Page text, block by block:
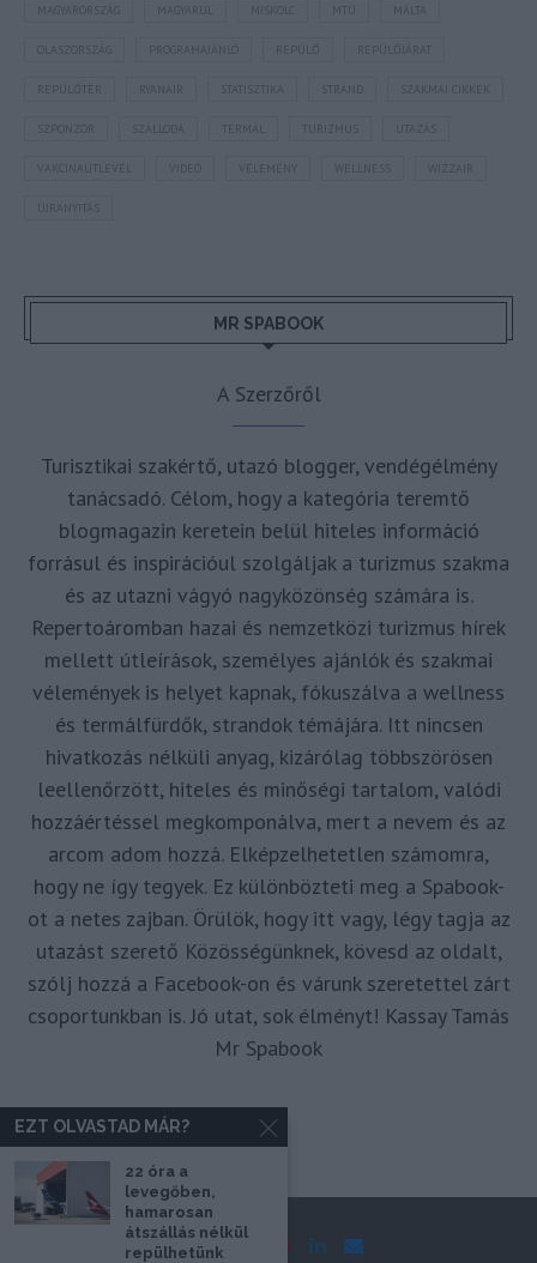
MAGYARORSZÁG MTÜ MÁLTA
OLASZORSZÁG REPÜLŐJÁRAT
REPÜLŐTÉR STATISZTIKA STRAND SZAKMAI CIKKEK
SZPONZOR SZÁLLODA TERMÁL TURIZMUS UTAZÁS
VAKCINAÚTLEVÉL WIZZAIR
ÚJRANYITÁS
MR SPABOOK
A Szerzőről
Turisztikai szakértő, utazó blogger, vendégélmény
tanácsadó. Célom, hogy a kategória teremtő
blogmagazin keretein belül hiteles információ
forrásul és inspirációul szolgáljak a turizmus szakma
és az utazni vágyó nagyközönség számára is.
Repertoáromban hazai és nemzetközi turizmus hírek
mellett útleírások, személyes ajánlók és szakmai
vélemények is helyet kapnak, fókuszálva a wellness
és termálfürdők, strandok témájára. Itt nincsen
hivatkozás nélküli anyag, kizárólag többszörösen
leellenőrzött, hiteles és minőségi tartalom, valódi
hozzáértéssel megkomponálva, mert a nevem és az
arcom adom hozzá. Elképzelhetetlen számomra,
hogy ne így tegyek. Ez különbözteti meg a Spabook-
ot a netes zajban. Örülök, hogy itt vagy, légy tagja az
utazást szerető Közösségünknek, kövesd az oldalt,
szólj hozzá a Facebook-on és várunk szeretettel zárt
csoportunkban is. Jó utat, sok élményt! Kassay Tamás
Mr Spabook
EZT OLVASTAD MÁR?
22 óra a
levegőben,
hamarosan
átszállás nélkül
repülhetünk